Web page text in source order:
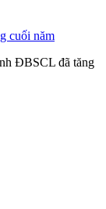
cuối năm
ĐBSCL đã tăng